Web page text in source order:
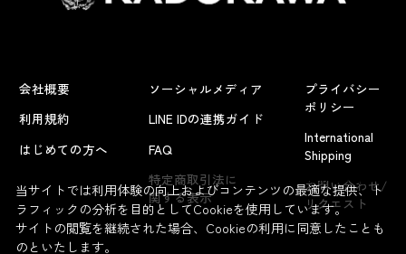
よくあるお問い合わせ
会社概要
利用規約
はじめての方へ
ソーシャルメディア
LINE IDの連携ガイド
FAQ
特定商取引法に
関する表示
プライバシー
ポリシー
International
Shipping
お問い合わせ/
リクエスト
当サイトでは利用体験の向上およびコンテンツの最適な提供、ト
ラフィックの分析を目的としてCookieを使用しています。
サイトの閲覧を継続された場合、Cookieの利用に同意したことも
のといたします。